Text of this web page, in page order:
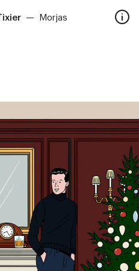
Facebook
— Morjas